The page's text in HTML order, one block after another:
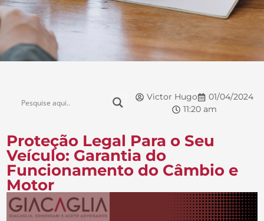
Victor Hugo
01/04/2024
11:20 am
Proteção Legal Para o Seu
Veículo: Garantia do
Funcionamento do Câmbio e
Motor